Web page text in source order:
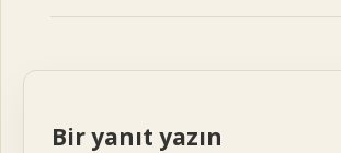
Bir yanıt yazın